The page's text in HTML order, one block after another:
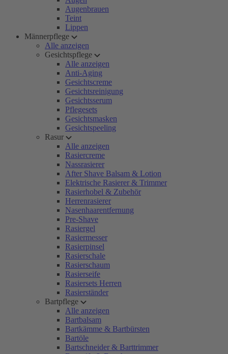
Augenbrauen
Teint
Lippen
Männerpflege
Alle anzeigen
Gesichtspflege
Alle anzeigen
Anti-Aging
Gesichtscreme
Gesichtsreinigung
Gesichtsserum
Pflegesets
Gesichtsmasken
Gesichtspeeling
Rasur
Alle anzeigen
Rasiercreme
Nassrasierer
After Shave Balsam & Lotion
Elektrische Rasierer & Trimmer
Rasierhobel & Zubehör
Herrenrasierer
Nasenhaarentfernung
Pre-Shave
Rasiergel
Rasiermesser
Rasierpinsel
Rasierschale
Rasierschaum
Rasierseife
Rasiersets Herren
Rasierständer
Bartpflege
Alle anzeigen
Bartbalsam
Bartkämme & Bartbürsten
Bartöle
Bartschneider & Barttrimmer